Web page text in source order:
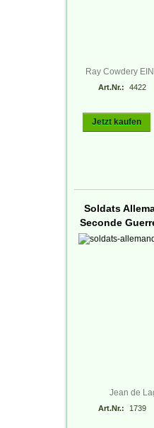
Ray Cowdery
Art.Nr.: 4422
Jetzt kaufen
Soldats
Seconde
Jean de
Art.Nr.: 1739